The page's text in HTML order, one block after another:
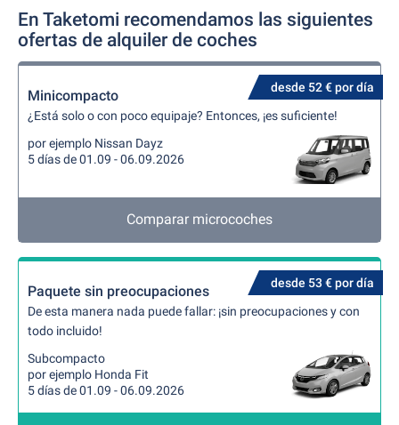
En Taketomi recomendamos las siguientes
ofertas de alquiler de coches
desde 52 € por día
Minicompacto
¿Está solo o con poco equipaje? Entonces, ¡es suficiente!
por ejemplo Nissan Dayz
5 días de 01.09 - 06.09.2026
Comparar microcoches
desde 53 € por día
Paquete sin preocupaciones
De esta manera nada puede fallar: ¡sin preocupaciones y con
todo incluido!
Subcompacto
por ejemplo Honda Fit
5 días de 01.09 - 06.09.2026